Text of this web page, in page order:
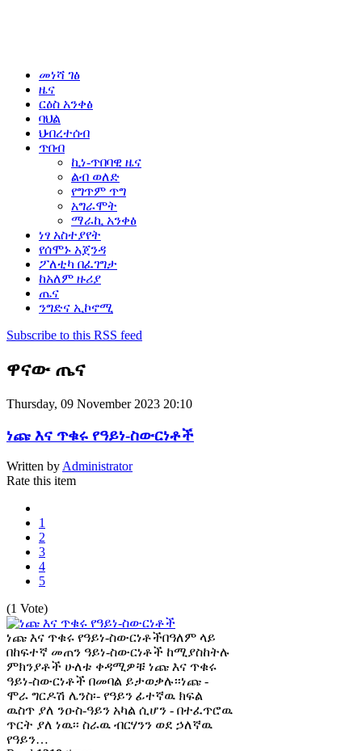
መነሻ ገፅ
ዜና
ርዕስ አንቀፅ
ባህል
ህብረተሰብ
ጥበብ
ኪነ-ጥበባዊ ዜና
ልብ ወለድ
የግጥም ጥግ
አግራሞት
ማራኪ አንቀፅ
ነፃ አስተያየት
የሰሞኑ አጀንዳ
ፖለቲካ በፈገግታ
ከአለም ዙሪያ
ጤና
ንግድና ኢኮኖሚ
Subscribe to this RSS feed
ዋናው ጤና
Thursday, 09 November 2023 20:10
ነጩ እና ጥቁሩ የዓይነ-ስውርነቶች
Written by Administrator
Rate this item
1
2
3
4
5
(1 Vote)
ነጩ እና ጥቁሩ የዓይነ-ስውርነቶችበዓለም ላይ
በከፍተኛ መጠን ዓይነ-ስውርነቶች ከሚያስከትሉ
ምክንያቶች ሁለቱ ቀዳሚዎቹ ነጩ እና ጥቁሩ
ዓይነ-ስውርነቶች በመባል ይታወቃሉ፡፡ነጩ -
ሞራ ግርዶሽ ሌንስ፡- የዓይን ፊተኛዉ ክፍል
ዉስጥ ያለ ንዑስ-ዓይን አካል ሲሆን - በተፈጥሮዉ
ጥርት ያለ ነዉ፡፡ ስራዉ ብርሃንን ወደ ኃለኛዉ
የዓይን…